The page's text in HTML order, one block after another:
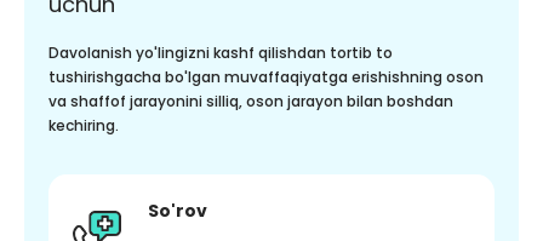
Davolanish yo'lingizni kashf qilishdan tortib to
tushirishgacha bo'lgan muvaffaqiyatga erishishning oson
va shaffof jarayonini silliq, oson jarayon bilan boshdan
kechiring.
So'rov